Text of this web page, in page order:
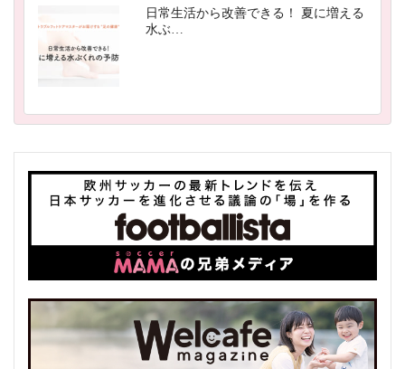
日常生活から改善できる！ 夏に増える
水ぶ…